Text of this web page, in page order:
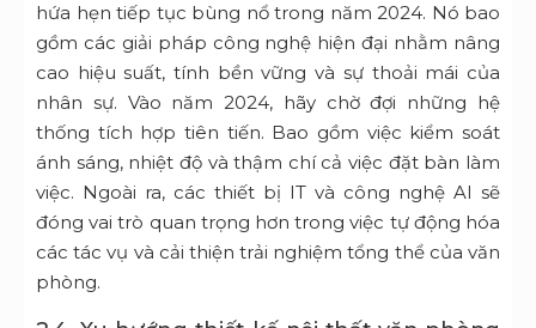
hứa hẹn tiếp tục bùng nổ trong năm 2024. Nó bao
gồm các giải pháp công nghệ hiện đại nhằm nâng
cao hiệu suất, tính bền vững và sự thoải mái của
nhân sự. Vào năm 2024, hãy chờ đợi những hệ
thống tích hợp tiên tiến. Bao gồm việc kiểm soát
ánh sáng, nhiệt độ và thậm chí cả việc đặt bàn làm
việc. Ngoài ra, các thiết bị IT và công nghệ AI sẽ
đóng vai trò quan trọng hơn trong việc tự động hóa
các tác vụ và cải thiện trải nghiệm tổng thể của văn
phòng.